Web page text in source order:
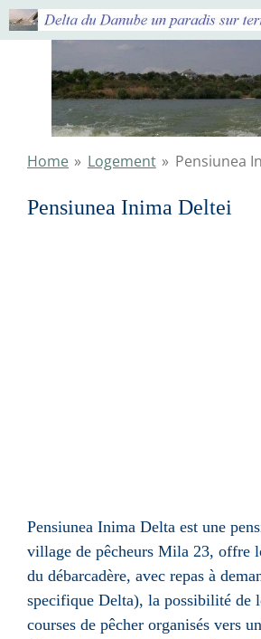
Ga
direct
hoofdinhoud
Home » Logement » Pensiunea
Pensiunea Inima Deltei
Pensiunea Inima Delta est une
village de pêcheurs Mila 23, offre
du débarcadère, avec repas à
specifique Delta), la possibilité de
courses de pêcher organisés vers